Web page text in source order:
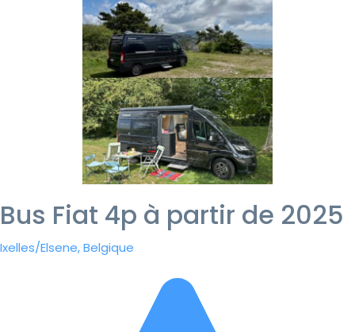
Bus Fiat 4p à partir de 2025
Ixelles/Elsene, Belgique